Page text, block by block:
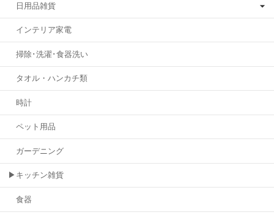
日用品雑貨
インテリア家電
掃除･洗濯･食器洗い
タオル・ハンカチ類
時計
ペット用品
ガーデニング
▶キッチン雑貨
食器